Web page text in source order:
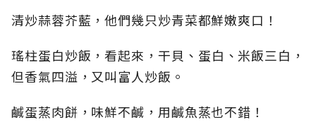
清炒蒜蓉芥藍，他們幾只炒青菜都鮮嫩爽口！
瑤柱蛋白炒飯，看起來，干貝、蛋白、米飯三白，
但香氣四溢，又叫富人炒飯。
鹹蛋蒸肉餅，味鮮不鹹，用鹹魚蒸也不錯！